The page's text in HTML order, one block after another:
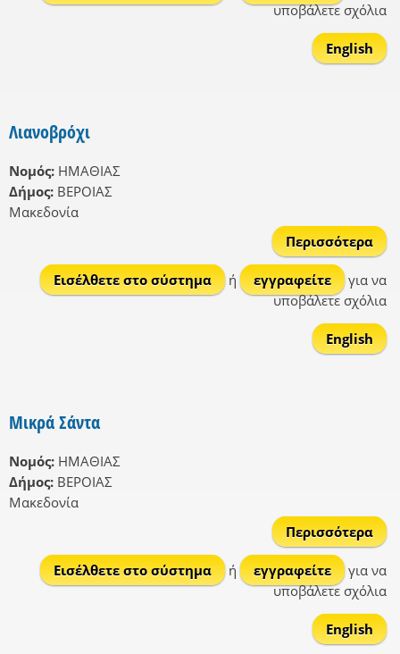
υποβάλετε σχόλια
English
Λιανοβρόχι
Νομός: ΗΜΑΘΙΑΣ
Δήμος: ΒΕΡΟΙΑΣ
Μακεδονία
Περισσότερα
Εισέλθετε στο σύστημα
ή εγγραφείτε
για να
υποβάλετε σχόλια
English
Μικρά Σάντα
Νομός: ΗΜΑΘΙΑΣ
Δήμος: ΒΕΡΟΙΑΣ
Μακεδονία
Περισσότερα
Εισέλθετε στο σύστημα ή εγγραφείτε
για να
υποβάλετε σχόλια
English